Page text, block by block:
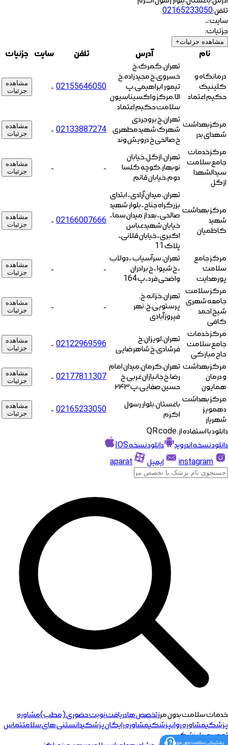
تلفن:02165233050
سایت:-
جزئیات:
مشاهده جزئیات+
نام آدرس تلفن سایت جزئیات
درمانگاه و
کلینیک
حکیم اعتماد
تهران،گمرک،خ
خسروی،خ مجید زاده،خ
تیمور ابراهیمی،پ
۷۱،مرکز واکسیناسیون
سلامت حکیم اعتماد
02155646050
-
مشاهده
جزئیات
مرکزبهداشت
شهدای بدر
تهران،خ بروجردی
شهرک شهید مطهری
خ صالحی خ درویش وند
02133887274
-
مشاهده
جزئیات
مرکز‌خدمات
جامع سلامت
سیدالشهدا
ازگل
تهران،ازگل،خیابان
نوبهار،کوچه گلسا
دوم،خیابان قائم
-
-
مشاهده
جزئیات
مرکز بهداشت
شهید
کاظمیان
تهران، میدان آزادی-ابتدای
بزرگراه جناح-بلوار شهید
صالحی-بعد از میدان سما-
خیابان شهید عباس
اکبری-خیابان قلانی-
پلاک 11
02166007666
-
مشاهده
جزئیات
مرکز جامع
سلامت
پورهدایت
تهران، سرآسیاب -دولاب
-خ شیوا -خ برادران
واضحی فرد-پ 164
-
-
مشاهده
جزئیات
مرکز سلامت
جامعه شهری
شیخ احمد
کافی
تهران،خزانه،خ.
پرستویی،خ. نهر
فیروزآبادی
-
-
مشاهده
جزئیات
مرکز خدمات
جامع سلامت
حاج مبارکی
تهران،لویزان،خ
فرشادی،خ شاهرضایی
02122969596
-
مشاهده
جزئیات
مرکزبهداشت
و درمان
همایون
تهران،کرمان،میدان امام
رضا،خ جانبازان غربی،خ
حسین صفایی،پ ۲۴۳
02177811307
-
مشاهده
جزئیات
مرکز بهداشت
دهمویز
شهریار
باغستان،بلوار رسول
اکرم
02165233050
-
مشاهده
جزئیات
دانلود با استفاده از. QR code
دانلود نسخه اندروید
دانلود نسخه IOS
instagram
ایمیل aparat
خدمات سلامت بدون مرزتخصص هادریافت نوبت حضوری (مطب)مشاوره
پزشکیمشاوره روانپزشکیمشاوره رایگان پزشکیدانستنی های سلامتتماس
تصویری با پزشک
پشتیبانی سلامت بدون مرز